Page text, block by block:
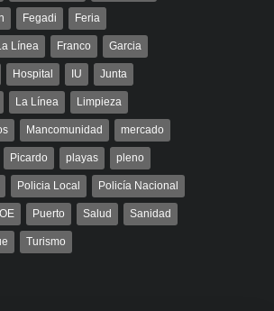
Fegadi Feria
Línea Franco Garcia
Hospital IU Junta
La Línea Limpieza
Mancomunidad mercado
Picardo playas pleno
Policia Local Policía Nacional
Puerto Salud Sanidad
Turismo